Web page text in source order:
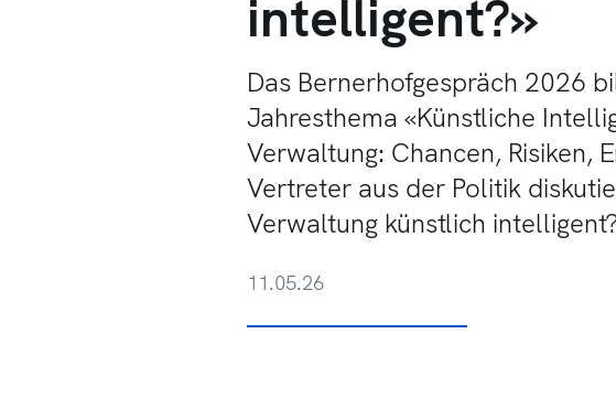
intelligent?»
Das Bernerhofgespräch 2026
Jahresthema «Künstliche
Verwaltung: Chancen, Risiken,
Vertreter aus der Politik
Verwaltung künstlich
11.05.26